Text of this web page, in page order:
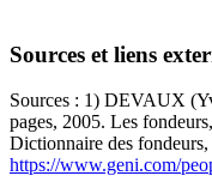
Sources et liens
Sources : 1) DEVAUX
pages, 2005. Les
Dictionnaire des
https://www.geni.com/